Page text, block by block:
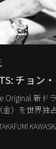
チョン
Original 新ド
金）を世界独